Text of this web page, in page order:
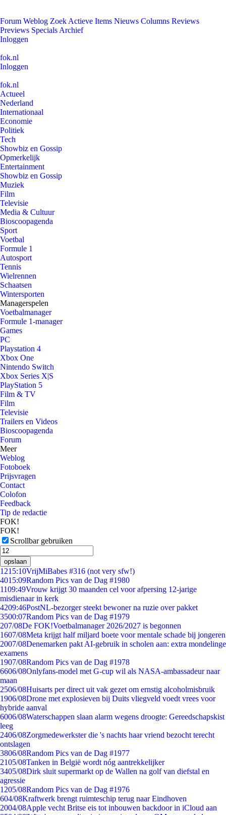
Forum Weblog Zoek Actieve Items Nieuws Columns Reviews
Previews Specials Archief
Inloggen
fok.nl
Inloggen
fok.nl
Actueel
Nederland
Internationaal
Economie
Politiek
Tech
Showbiz en Gossip
Opmerkelijk
Entertainment
Showbiz en Gossip
Muziek
Film
Televisie
Media & Cultuur
Bioscoopagenda
Sport
Voetbal
Formule 1
Autosport
Tennis
Wielrennen
Schaatsen
Wintersporten
Managerspelen
Voetbalmanager
Formule 1-manager
Games
PC
Playstation 4
Xbox One
Nintendo Switch
Xbox Series X|S
PlayStation 5
Film & TV
Film
Televisie
Trailers en Videos
Bioscoopagenda
Forum
Meer
Weblog
Fotoboek
Prijsvragen
Contact
Colofon
Feedback
Tip de redactie
FOK!
FOK!
Scrollbar gebruiken
opslaan
1215:10VrijMiBabes #316 (not very sfw!)
4015:09Random Pics van de Dag #1980
1109:49Vrouw krijgt 30 maanden cel voor afpersing 12-jarige
misdienaar in kerk
4209:46PostNL-bezorger steekt bewoner na ruzie over pakket
3500:07Random Pics van de Dag #1979
207/08De FOK!Voetbalmanager 2026/2027 is begonnen
1607/08Meta krijgt half miljard boete voor mentale schade bij jongeren
2007/08Denemarken pakt AI-gebruik in scholen aan: extra mondelinge
examens
1907/08Random Pics van de Dag #1978
6606/08Onlyfans-model met G-cup wil als NASA-ambassadeur naar
maan
2506/08Huisarts per direct uit vak gezet om ernstig alcoholmisbruik
1906/08Drone met explosieven bij Duits vliegveld voedt vrees voor
hybride aanval
6006/08Waterschappen slaan alarm wegens droogte: Gereedschapskist
leeg
2406/08Zorgmedewerkster die 's nachts haar vriend bezocht terecht
ontslagen
3806/08Random Pics van de Dag #1977
2105/08Tanken in België wordt nóg aantrekkelijker
3405/08Dirk sluit supermarkt op de Wallen na golf van diefstal en
agressie
1205/08Random Pics van de Dag #1976
604/08Kraftwerk brengt ruimteschip terug naar Eindhoven
2004/08Apple vecht Britse eis tot inbouwen backdoor in iCloud aan